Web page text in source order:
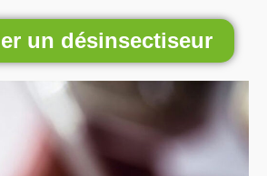
un désinsectiseur